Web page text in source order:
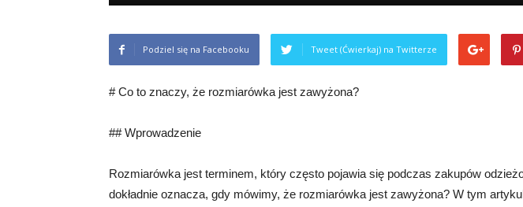
Podziel się na Facebooku Tweet (Ćwierkaj) na Twitterze
# Co to znaczy, że rozmiarówka jest zawyżona?
## Wprowadzenie
Rozmiarówka jest terminem, który często pojawia się podczas zakupów
dokładnie oznacza, gdy mówimy, że rozmiarówka jest zawyżona? W tym